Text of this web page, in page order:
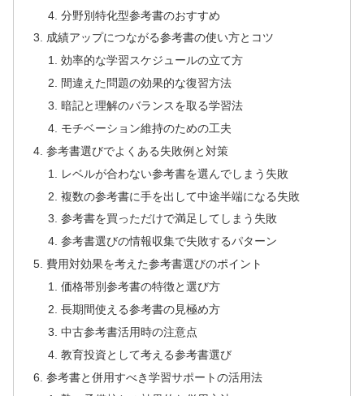
分野別特化型参考書のおすすめ
成績アップにつながる参考書の使い方とコツ
効率的な学習スケジュールの立て方
間違えた問題の効果的な復習方法
暗記と理解のバランスを取る学習法
モチベーション維持のための工夫
参考書選びでよくある失敗例と対策
レベルが合わない参考書を選んでしまう失敗
複数の参考書に手を出して中途半端になる失敗
参考書を買っただけで満足してしまう失敗
参考書選びの情報収集で失敗するパターン
費用対効果を考えた参考書選びのポイント
価格帯別参考書の特徴と選び方
長期間使える参考書の見極め方
中古参考書活用時の注意点
教育投資として考える参考書選び
参考書と併用すべき学習サポートの活用法